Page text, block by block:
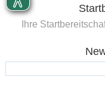
Ihre